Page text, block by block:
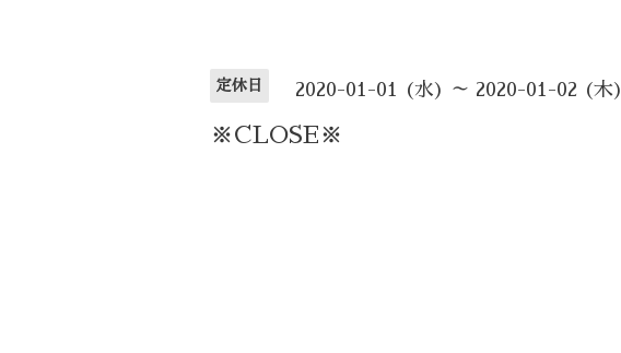
定休日 2020-01-01 (水) ～ 2020-01-02 (木)
※CLOSE※